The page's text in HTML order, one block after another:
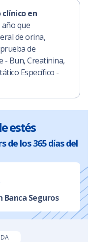
en
que
de orina,
de
- Bun, Creatinina,
Específico -
estés
de los 365 días del
Banca Seguros